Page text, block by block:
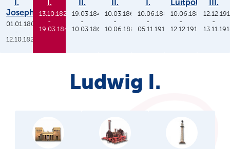
I.
Joseph
01.01.1806
-
12.10.1825
I.
13.10.1825
-
19.03.1848
II.
19.03.1848
-
10.03.1864
II.
10.03.1864
-
10.06.1886
I.
10.06.1886
-
05.11.1913
Luitpold
10.06.1886
-
12.12.1912
III.
-
Ludwig I.